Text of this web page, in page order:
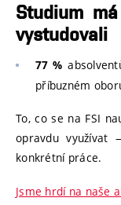
Studium
vystudovali
77 %
příbuzném
To, co se na FSI
opravdu
konkrétní práce.
Jsme hrdí na naše